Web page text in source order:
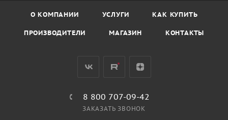
позволяет его использовать в различных
- гладкая поверхность не накапливает грязь и легко
О КОМПАНИИ УСЛУГИ КАК КУПИТЬ
ПРОИЗВОДИТЕЛИ МАГАЗИН КОНТАКТЫ
8 800 707-09-42
ЗАКАЗАТЬ ЗВОНОК